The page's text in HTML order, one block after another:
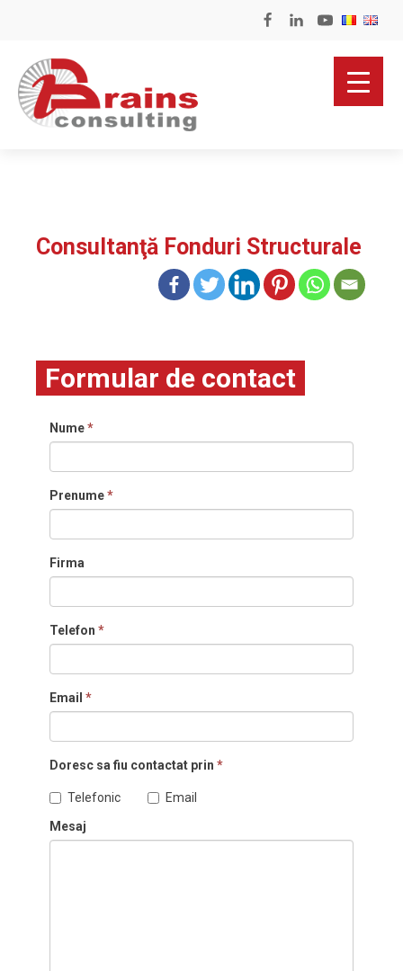
Consultanţă Fonduri Structurale
Formular de contact
Nume*
Prenume*
Firma
Telefon *
Email *
Doresc sa fiu contactat prin *
Telefonic
Email
Mesaj